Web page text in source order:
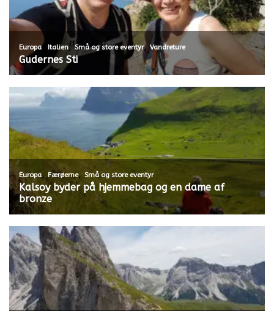
Europa, Italien,Små og store eventyr, Vandreture
Gudernes Sti
Europa, Færøerne, Små og store eventyr
Kalsoy byder på hjemmebag og en dame af
bronze